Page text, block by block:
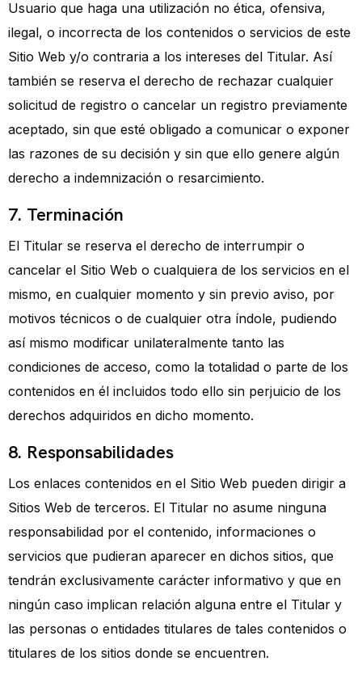
Usuario que haga una utilización no ética, ofensiva,
ilegal, o incorrecta de los contenidos o servicios de este
Sitio Web y/o contraria a los intereses del Titular. Así
también se reserva el derecho de rechazar cualquier
solicitud de registro o cancelar un registro previamente
aceptado, sin que esté obligado a comunicar o exponer
las razones de su decisión y sin que ello genere algún
derecho a indemnización o resarcimiento.
7. Terminación
El Titular se reserva el derecho de interrumpir o
cancelar el Sitio Web o cualquiera de los servicios en el
mismo, en cualquier momento y sin previo aviso, por
motivos técnicos o de cualquier otra índole, pudiendo
así mismo modificar unilateralmente tanto las
condiciones de acceso, como la totalidad o parte de los
contenidos en él incluidos todo ello sin perjuicio de los
derechos adquiridos en dicho momento.
8. Responsabilidades
Los enlaces contenidos en el Sitio Web pueden dirigir a
Sitios Web de terceros. El Titular no asume ninguna
responsabilidad por el contenido, informaciones o
servicios que pudieran aparecer en dichos sitios, que
tendrán exclusivamente carácter informativo y que en
ningún caso implican relación alguna entre el Titular y
las personas o entidades titulares de tales contenidos o
titulares de los sitios donde se encuentren.